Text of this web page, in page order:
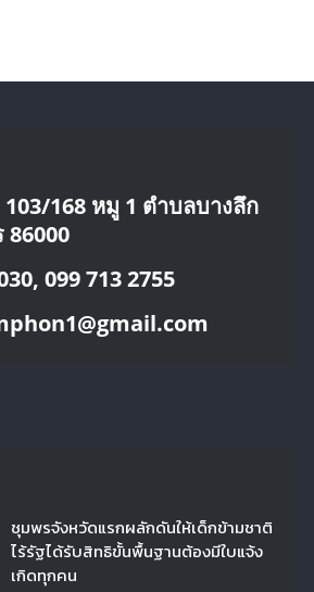
168 หมู 1 ตำบลบางลึก
86000
099 713 2755
ชุมพรจังหวัดแรกผลักดันให้เด็กข้ามชาติ
ไร้รัฐได้รับสิทธิขั้นพื้นฐานต้องมีใบแจ้ง
เกิดทุกคน